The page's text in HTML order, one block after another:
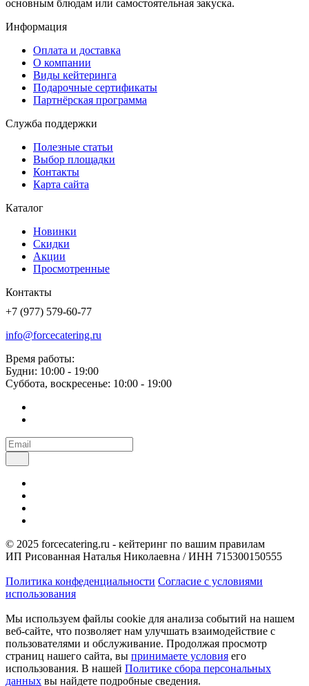
основным блюдам или самостоятельная закуска.
Информация
Оплата и доставка
О компании
Виды кейтеринга
Подарочные сертификаты
Партнёрская программа
Служба поддержки
Полезные статьи
Выбор площадки
Контакты
Карта сайта
Каталог
Новинки
Скидки
Акции
Просмотренные
Контакты
+7 (977) 579-60-77
info@forcecatering.ru
Время работы:
Будни: 10:00 - 19:00
Суббота, воскресенье: 10:00 - 19:00
© 2025 forcecatering.ru - кейтеринг по вашим правилам
ИП Рисованная Наталья Николаевна / ИНН 715300150555
Политика конфеденциальности Согласие с условиями
использования
Мы используем файлы cookie для анализа событий на нашем
веб-сайте, что позволяет нам улучшать взаимодействие с
пользователями и обслуживание. Продолжая просмотр
страниц нашего сайта, вы принимаете условия его
использования. В нашей Политике сбора персональных
данных вы найдете подробные сведения.